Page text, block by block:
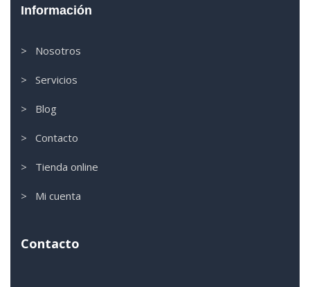
Información
> Nosotros
> Servicios
> Blog
> Contacto
> Tienda online
> Mi cuenta
Contacto